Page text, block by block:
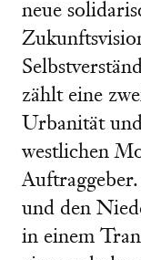
neue
zählt eine
Urbanität
westlichen
und den
in einem